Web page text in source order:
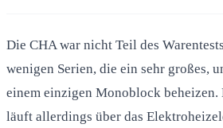
Die CHA war nicht Teil des
wenigen Serien, die ein sehr großes,
einem einzigen Monoblock
läuft allerdings über das